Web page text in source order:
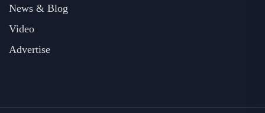
News & Blog
Video
Advertise